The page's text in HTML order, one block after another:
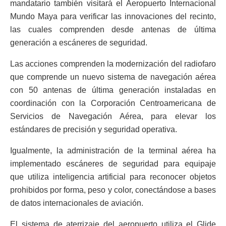
mandatario también visitará el Aeropuerto Internacional
Mundo Maya para verificar las innovaciones del recinto,
las cuales comprenden desde antenas de última
generación a escáneres de seguridad.
Las acciones comprenden la modernización del radiofaro
que comprende un nuevo sistema de navegación aérea
con 50 antenas de última generación instaladas en
coordinación con la Corporación Centroamericana de
Servicios de Navegación Aérea, para elevar los
estándares de precisión y seguridad operativa.
Igualmente, la administración de la terminal aérea ha
implementado escáneres de seguridad para equipaje
que utiliza inteligencia artificial para reconocer objetos
prohibidos por forma, peso y color, conectándose a bases
de datos internacionales de aviación.